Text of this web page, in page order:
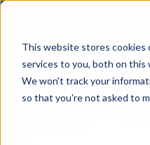
This website stores cookies
services to you, both on
We won't track your
so that you're not asked to